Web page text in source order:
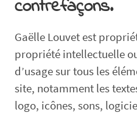
contrefaçons.
Gaëlle Louvet est
propriété intellectuelle
d’usage sur tous les
site, notamment les
logo, icônes, sons,